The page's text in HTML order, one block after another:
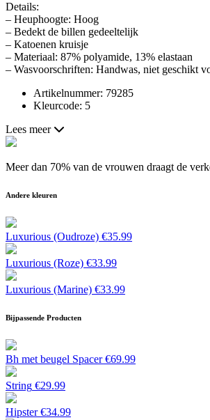
Details:
– Heuphoogte: Hoog
– Bedekt de billen gedeeltelijk
– Katoenen kruisje
– Materiaal: 87% polyamide, 13% elastaan
– Wasvoorschriften: Handwas, niet geschikt
Artikelnummer: 79285
Kleurcode: 5
Lees meer
Meer dan 70% van de vrouwen draagt de
Andere kleuren
Luxurious (Oudroze) €35.99
Luxurious (Roze) €33.99
Luxurious (Marine) €33.99
Bijpassende Producten
Bh met beugel Spacer €69.99
String €29.99
Hipster €34.99